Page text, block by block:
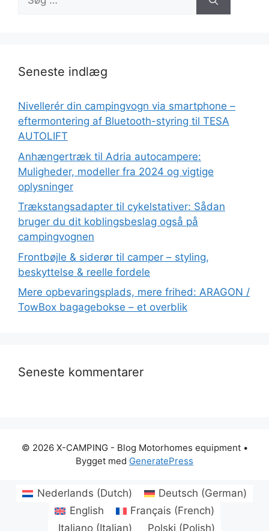
efter:
Seneste indlæg
Nivellerér din campingvogn via smartphone –
eftermontering af Bluetooth-styring til TESA
AUTOLIFT
Anhængertræk til Adria autocampere:
Muligheder, modeller fra 2024 og vigtige
oplysninger
Trækstangsadapter til cykelstativer: Sådan
bruger du dit koblingsbeslag også på
campingvognen
Frontbøjle & siderør til camper – styling,
beskyttelse & reelle fordele
Mere opbevaringsplads, mere frihed: ARAGON /
TowBox bagagebokse – et overblik
Seneste kommentarer
© 2026 X-CAMPING - Blog Motorhomes equipment•
Bygget med GeneratePress
Nederlands (Dutch) Deutsch (German)
English
Français (French)
Italiano(Italian) Polski (Polish)